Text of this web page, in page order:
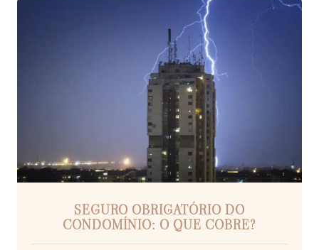
SEGURO OBRIGATÓRIO DO
CONDOMÍNIO: O QUE COBRE?